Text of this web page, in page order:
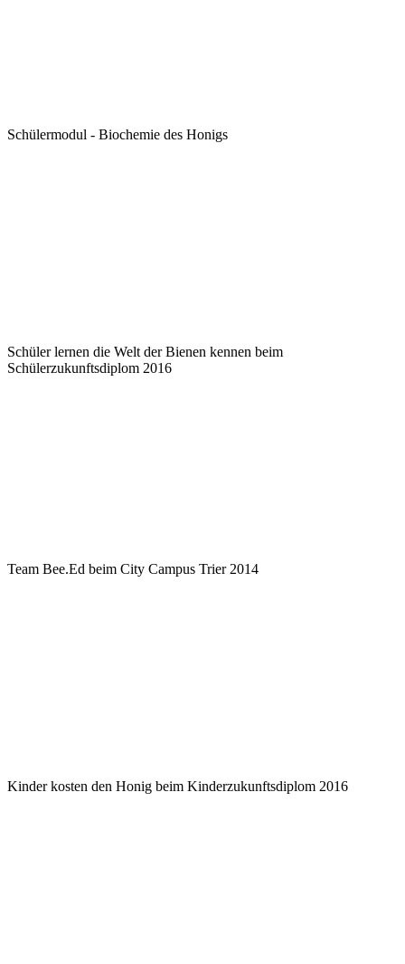
Schülermodul - Biochemie des Honigs
Schüler lernen die Welt der Bienen kennen beim
Schülerzukunftsdiplom 2016
Team Bee.Ed beim City Campus Trier 2014
Kinder kosten den Honig beim Kinderzukunftsdiplom 2016